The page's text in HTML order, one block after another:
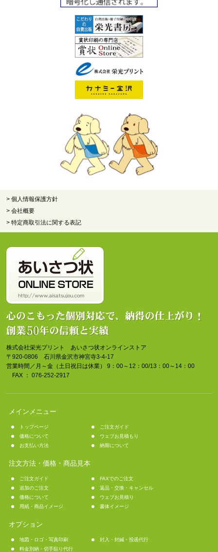
> 個人情報保護方針
> 会社概要
> 特定商取引法に関する表記
株式会社栄光プリント あいさつ状オンラインストア
〒920-0806 石川県金沢市神宮寺3-4-17
営業時間／月～金（土日祝日は休業） 9：00～12：00/13：00～14：00
FAX ： 076-252-2917
メインメニュー
トップページ
ご注文ガイド
価格について
ウェブお見積もり
お支払い方法
納期について
注文方法・価格・商品見本
ご注文ガイド
FAXでのご注文
追加のご注文
返品・交換・キャンセル
価格について
ウェブお見積り
用紙・商品イメージ
書体イメージ
オプション
地図・ロゴ・写真印刷
封入・封緘・投函代行
料金別納・切手貼り代行